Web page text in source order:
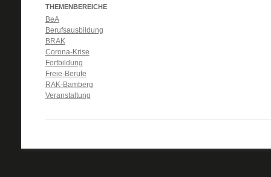
THEMENBEREICHE
BeA
Berufsausbildung
BRAK
Corona-Krise
Fortbildung
Freie-Berufe
RAK-Bamberg
Veranstaltung